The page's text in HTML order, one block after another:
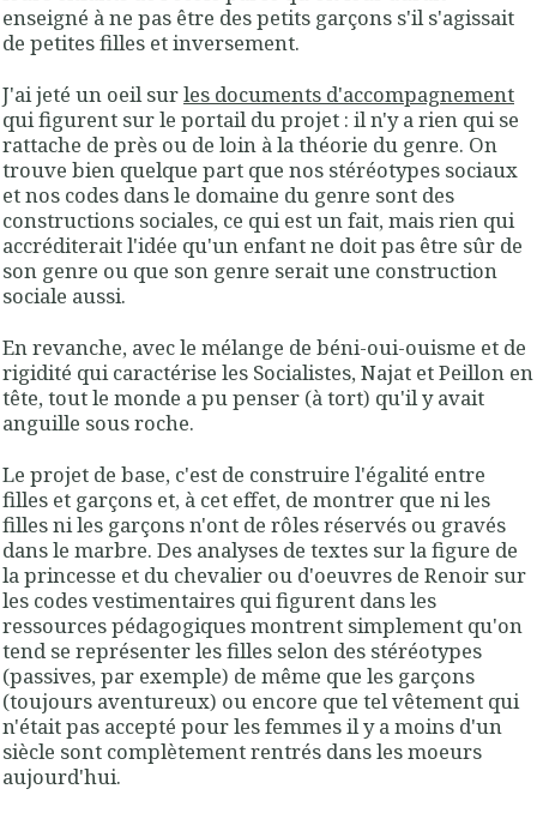
enseigné à ne pas être des petits garçons s'il s'agissait
de petites filles et inversement.
J'ai jeté un oeil surles documents d'accompagnement
qui figurent sur le portail du projet : il n'y a rien qui se
rattache de près ou de loin à la théorie du genre. On
trouve bien quelque part que nos stéréotypes sociaux
et nos codes dans le domaine du genre sont des
constructions sociales, ce qui est un fait, mais rien qui
accréditerait l'idée qu'un enfant ne doit pas être sûr de
son genre ou que son genre serait une construction
sociale aussi.
En revanche, avec le mélange de béni-oui-ouisme et de
rigidité qui caractérise les Socialistes, Najat et Peillon en
tête, tout le monde a pu penser (à tort) qu'il y avait
anguille sous roche.
Le projet de base, c'est de construire l'égalité entre
filles et garçons et, à cet effet, de montrer que ni les
filles ni les garçons n'ont de rôles réservés ou gravés
dans le marbre. Des analyses de textes sur la figure de
la princesse et du chevalier ou d'oeuvres de Renoir sur
les codes vestimentaires qui figurent dans les
ressources pédagogiques montrent simplement qu'on
tend se représenter les filles selon des stéréotypes
(passives, par exemple) de même que les garçons
(toujours aventureux) ou encore que tel vêtement qui
n'était pas accepté pour les femmes il y a moins d'un
siècle sont complètement rentrés dans les moeurs
aujourd'hui.